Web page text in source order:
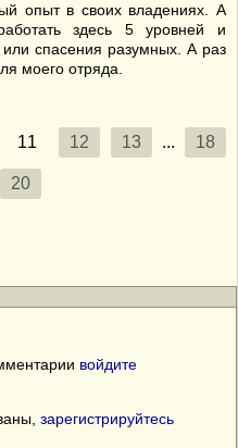
опыт в своих владениях. А
здесь 5 уровней и
спасения разумных. А раз
моего отряда.
11 12 13 ... 18
20
войдите
зарегистрируйтесь